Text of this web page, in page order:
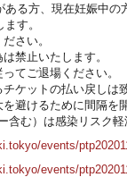
る方、現在妊娠中の
す。
さい。
禁止いたします。
てご退場ください。
ケットの払い戻しは
避けるために間隔を
む）は感染リスク軽
events/
events/